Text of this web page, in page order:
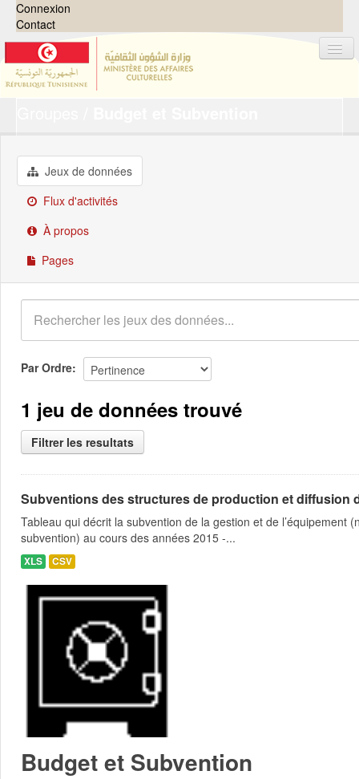
Connexion
Contact
Groupes
Demandes
À propos
Jeux de données
Flux d'activités
À propos
Pages
Par Ordre
1 jeu de données trouvé
Filtrer les resultats
Subventions des structures de production et diffusion
Tableau qui décrit la subvention de la gestion et de
subvention) au cours des années 2015 -...
XLS CSV
Budget et Subvention